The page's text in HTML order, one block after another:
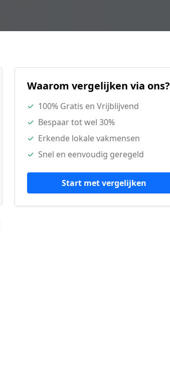
Waarom vergelijken via ons?
✓ 100% Gratis en Vrijblijvend
✓ Bespaar tot wel 30%
✓ Erkende lokale vakmensen
✓ Snel en eenvoudig geregeld
Start met vergelijken